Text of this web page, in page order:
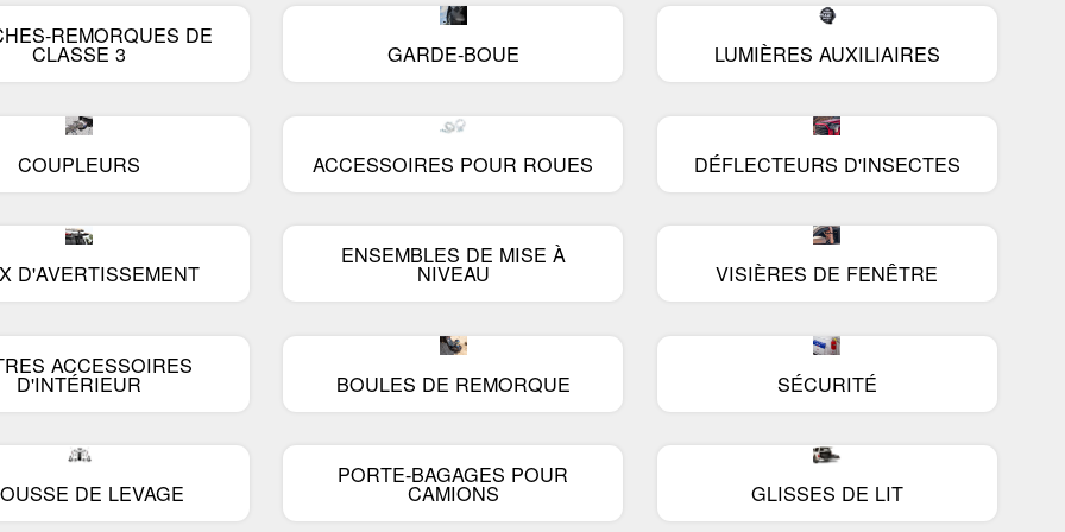
Série ARE Z
Série ARE HD
Série ARE ToolMaster
Série ARE Classic en
Unité commerciale de luxe
ARE
ARE DCU Max
Édition Diamant ARE DCU
Série ARE LSII
Fusion ARE
boîtes à outils
Boîtes de service
Électrique
vélos électriques
Produits de nettoyage
Accessoires pour véhicules
REMORQUES DE
CLASSE 3 GARDE-BOUE LUMIÈRES AUXILIAIRES
COUPLEURS ACCESSOIRES POUR ROUES DÉFLECTEURS D'INSECTES
D'AVERTISSEMENT
ENSEMBLES DE MISE À
NIVEAU VISIÈRES DE FENÊTRE
ACCESSOIRES
D'INTÉRIEUR BOULES DE REMORQUE SÉCURITÉ
DE LEVAGE
PORTE-BAGAGES POUR
CAMIONS GLISSES DE LIT